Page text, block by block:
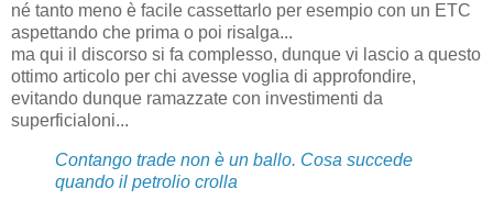
né tanto meno è facile cassettarlo per esempio con un ETC
aspettando che prima o poi risalga...
ma qui il discorso si fa complesso, dunque vi lascio a questo
ottimo articolo per chi avesse voglia di approfondire,
evitando dunque ramazzate con investimenti da
superficialoni...
Contango trade non è un ballo. Cosa succede
quando il petrolio crolla